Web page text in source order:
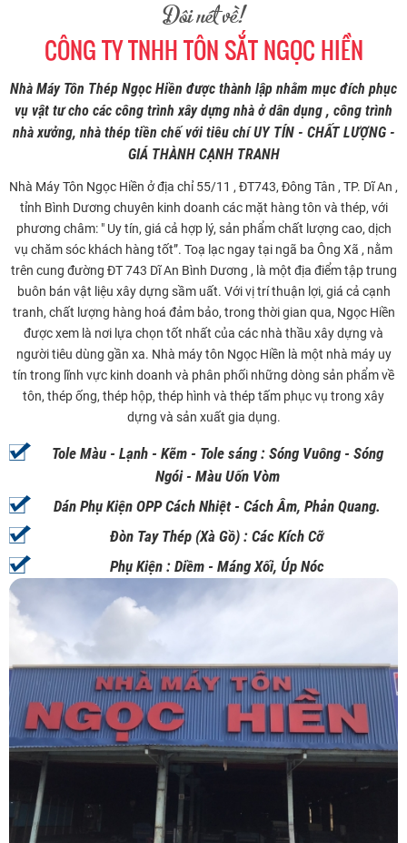
Đôi nét về!
CÔNG TY TNHH TÔN SẮT NGỌC HIỀN
Nhà Máy Tôn Thép Ngọc Hiền được thành lập nhằm mục đích phục
vụ vật tư cho các công trình xây dựng nhà ở dân dụng , công trình
nhà xưởng, nhà thép tiền chế với tiêu chí UY TÍN - CHẤT LƯỢNG -
GIÁ THÀNH CẠNH TRANH
Nhà Máy Tôn Ngọc Hiền ở địa chỉ 55/11 , ĐT743, Đông Tân , TP. Dĩ An ,
tỉnh Bình Dương chuyên kinh doanh các mặt hàng tôn và thép, với
phương châm: " Uy tín, giá cả hợp lý, sản phẩm chất lượng cao, dịch
vụ chăm sóc khách hàng tốt”. Toạ lạc ngay tại ngã ba Ông Xã , nằm
trên cung đường ĐT 743 Dĩ An Bình Dương , là một địa điểm tập trung
buôn bán vật liệu xây dựng sầm uất. Với vị trí thuận lợi, giá cả cạnh
tranh, chất lượng hàng hoá đảm bảo, trong thời gian qua, Ngọc Hiền
được xem là nơi lựa chọn tốt nhất của các nhà thầu xây dựng và
người tiêu dùng gần xa. Nhà máy tôn Ngọc Hiền là một nhà máy uy
tín trong lĩnh vực kinh doanh và phân phối những dòng sản phẩm về
tôn, thép ống, thép hộp, thép hình và thép tấm phục vụ trong xây
dựng và sản xuất gia dụng.
Tole Màu - Lạnh - Kẽm - Tole sáng : Sóng Vuông - Sóng
Ngói - Màu Uốn Vòm
Dán Phụ Kiện OPP Cách Nhiệt - Cách Âm, Phản Quang.
Đòn Tay Thép (Xà Gồ) : Các Kích Cỡ
Phụ Kiện : Diềm - Máng Xối, Úp Nóc